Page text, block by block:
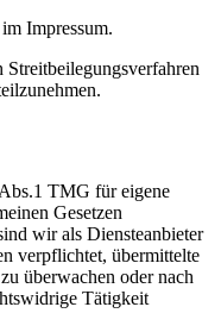
Impressum.
TMG für eigene
Gesetzen
wir als Diensteanbieter
verpflichtet, übermittelte
überwachen oder nach
Tätigkeit